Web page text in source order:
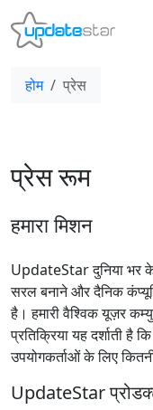
होम प्रेस
प्रेस रूम
हमारा मिशन
UpdateStar दुनिया भर
सरल बनाने और दैनिक
है। हमारी वैश्विक यूज़र
प्रतिक्रिया यह दर्शाती
उपयोगकर्ताओं के लिए
UpdateStar प्रोडक्ट